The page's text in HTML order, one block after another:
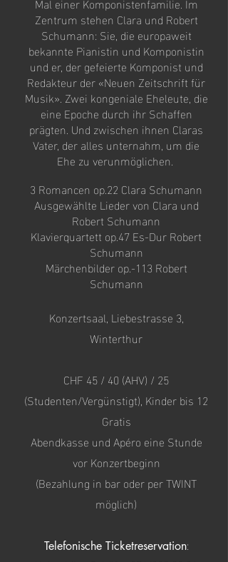
Zentrum stehen Clara und Robert
Schumann: Sie, die europaweit
bekannte Pianistin und Komponistin
und er, der gefeierte Komponist und
Redakteur der «Neuen Zeitschrift für
Musik». Zwei kongeniale Eheleute, die
eine Epoche durch ihr Schaffen
prägten. Und zwischen ihnen Claras
Vater, der alles unternahm, um die
Ehe zu verunmöglichen.
3 Romancen op.22 Clara Schumann
Ausgewählte Lieder von Clara und
Robert Schumann
Klavierquartett op.47 Es-Dur Robert
Schumann
Märchenbilder op.-113 Robert
Schumann
Konzertsaal, Liebestrasse 3,
Winterthur
CHF 45 / 40 (AHV) / 25
(Studenten/Vergünstigt), Kinder bis 12
Gratis
Abendkasse und Apéro eine Stunde
vor Konzertbeginn
(Bezahlung in bar oder per TWINT
möglich)
Telefonische Ticketreservation: